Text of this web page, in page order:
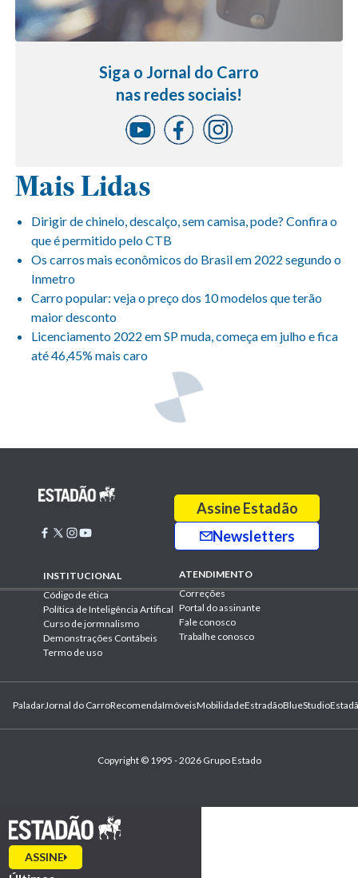
Siga o Jornal do Carro
nas redes sociais!
Mais Lidas
Dirigir de chinelo, descalço, sem camisa, pode? Confira o
que é permitido pelo CTB
Os carros mais econômicos do Brasil em 2022 segundo o
Inmetro
Carro popular: veja o preço dos 10 modelos que terão
maior desconto
Licenciamento 2022 em SP muda, começa em julho e fica
até 46,45% mais caro